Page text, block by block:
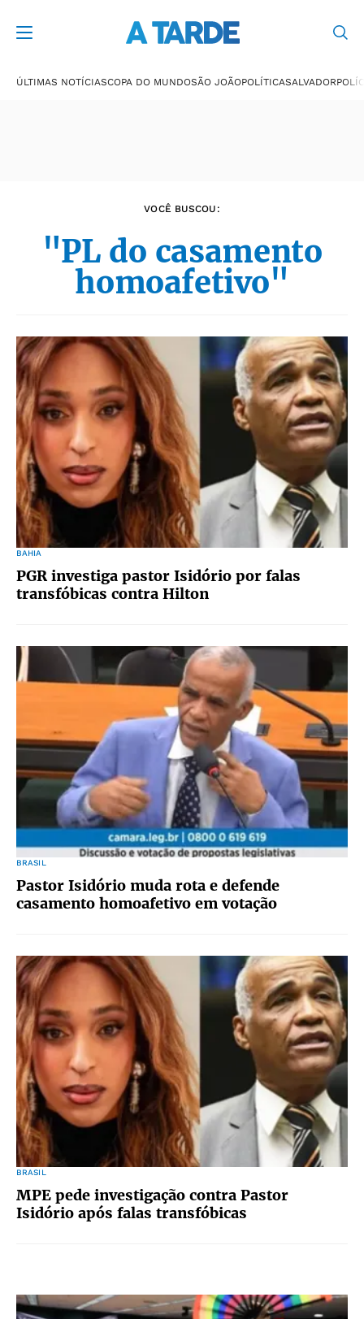
ÚLTIMAS NOTÍCIASCOPA DO MUNDOSÃO JOÃOPOLÍTICASALVADOR
VOCÊ BUSCOU:
"PL do casamento
homoafetivo"
BAHIA
PGR investiga pastor Isidório por falas
transfóbicas contra Hilton
BRASIL
Pastor Isidório muda rota e defende
casamento homoafetivo em votação
BRASIL
MPE pede investigação contra Pastor
Isidório após falas transfóbicas